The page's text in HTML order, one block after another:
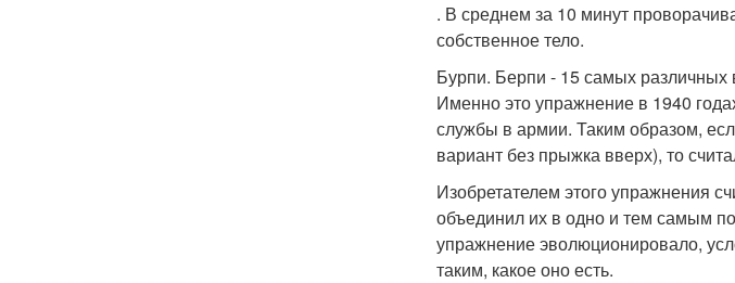
. В среднем за 10 минут
собственное тело.
Бурпи. Берпи - 15 самых различных
Именно это упражнение в 1940
службы в армии. Таким образом,
вариант без прыжка вверх), то
Изобретателем этого упражнения
объединил их в одно и тем самым
упражнение эволюционировало,
таким, какое оно есть.